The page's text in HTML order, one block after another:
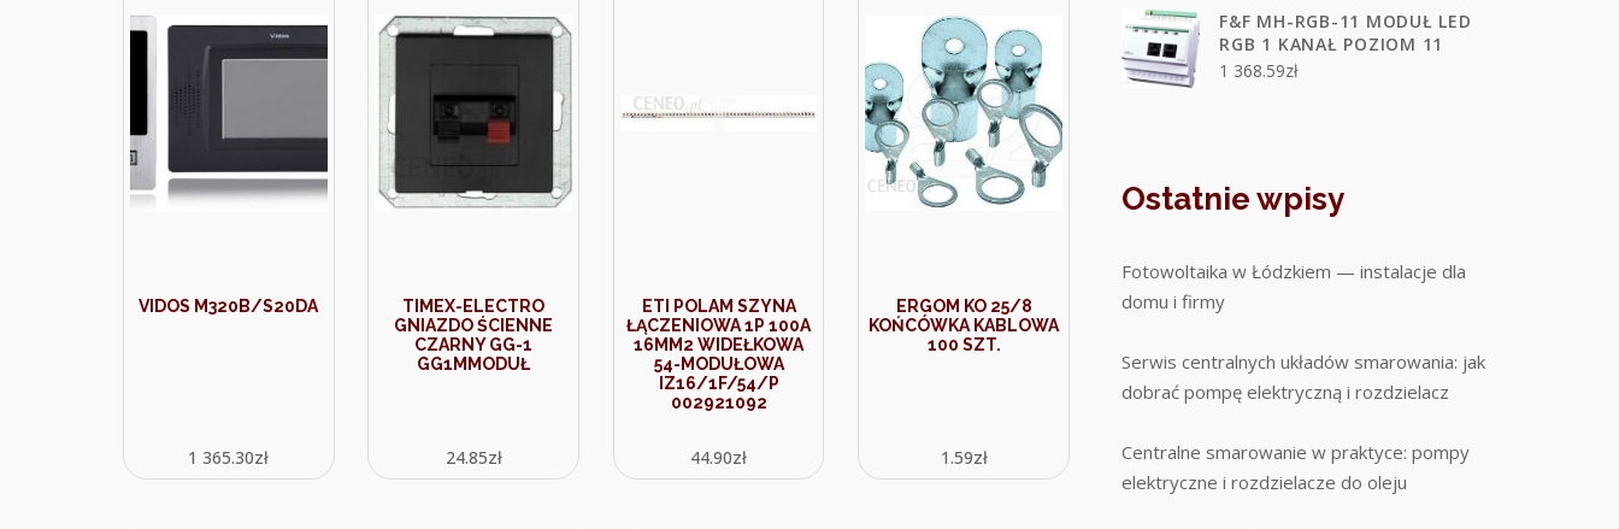
VIDOS M320B/S20DA
1 365.30zł
TIMEX-ELECTRO
GNIAZDO ŚCIENNE
CZARNY GG-1
GG1MMODUŁ
24.85zł
ETI POLAM SZYNA
ŁĄCZENIOWA 1P 100A
16MM2 WIDEŁKOWA
54-MODUŁOWA
IZ16/1F/54/P
002921092
44.90zł
ERGOM KO 25/8
KOŃCÓWKA KABLOWA
100 SZT.
1.59zł
F&F MH-RGB-11 MODUŁ LED
RGB 1 KANAŁ POZIOM 11
1 368.59zł
Ostatnie wpisy
Fotowoltaika w Łódzkiem — instalacje dla
domu i firmy
Serwis centralnych układów smarowania: jak
dobrać pompę elektryczną i rozdzielacz
Centralne smarowanie w praktyce: pompy
elektryczne i rozdzielacze do oleju